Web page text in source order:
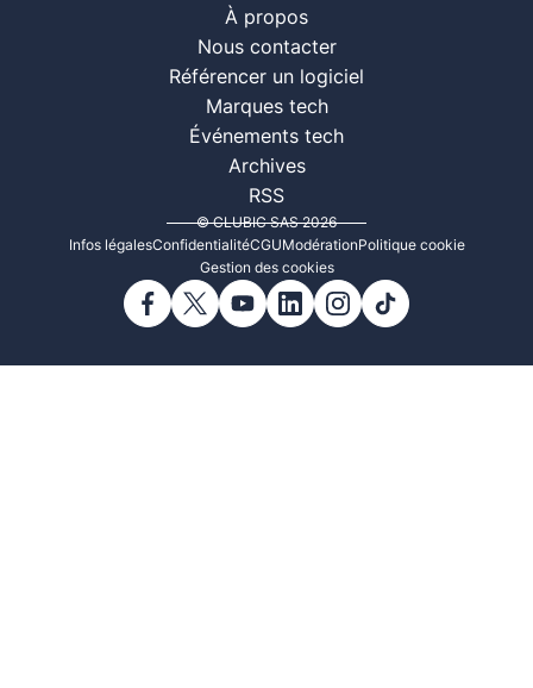
À propos
Nous contacter
Référencer un logiciel
Marques tech
Événements tech
Archives
RSS
© CLUBIC SAS 2026
Infos légalesConfidentialitéCGUModérationPolitique cookie
Gestion des cookies